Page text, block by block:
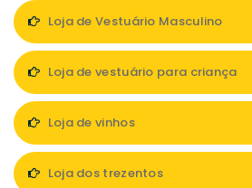
Loja de Vestuário Masculino
Loja de vestuário para criança
Loja de vinhos
Loja dos trezentos